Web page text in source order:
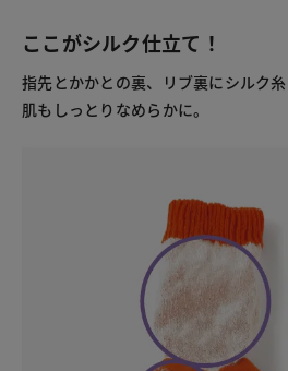
ここがシルク仕立て！
指先とかかとの裏、リブ裏にシルク
肌もしっとりなめらかに。